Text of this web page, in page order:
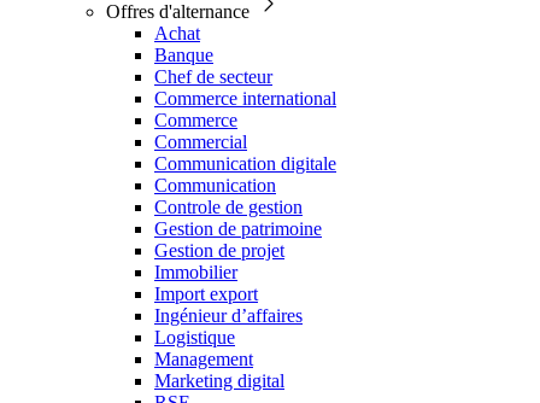
Offres d'alternance
Achat
Banque
Chef de secteur
Commerce international
Commerce
Commercial
Communication digitale
Communication
Controle de gestion
Gestion de patrimoine
Gestion de projet
Immobilier
Import export
Ingénieur d’affaires
Logistique
Management
Marketing digital